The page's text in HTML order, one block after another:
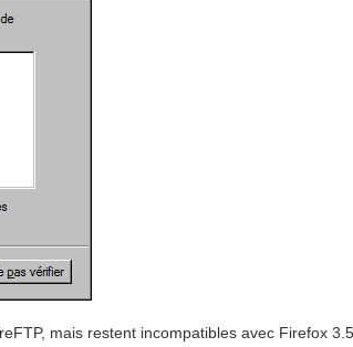
mais restent incompatibles avec Firefox